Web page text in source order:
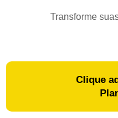
Transforme
Clique